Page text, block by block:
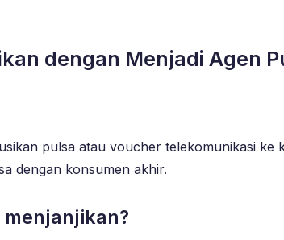
dengan Menjadi Agen
pulsa atau voucher telekomunikasi
dengan konsumen akhir.